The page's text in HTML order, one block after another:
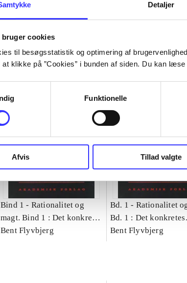
Detaljer
bruger cookies
til besøgsstatistik og optimering af
klikke på ”Cookies” i bunden af siden. Du kan
Funktionelle
Afvis Tillad valgte
Bind 1 - Rationalitet og
magt. Bind 1 : Det konkretes
videnskab
Bent Flyvbjerg
Bd. 1 - Rationalitet
Bd. 1 : Det konkretes
videnskab
Bent Flyvbjerg